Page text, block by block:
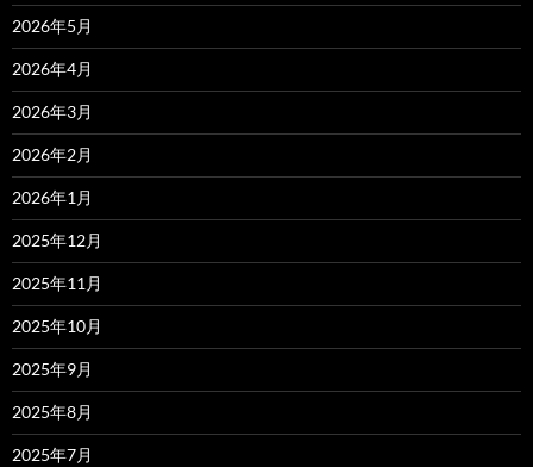
2026年5月
2026年4月
2026年3月
2026年2月
2026年1月
2025年12月
2025年11月
2025年10月
2025年9月
2025年8月
2025年7月